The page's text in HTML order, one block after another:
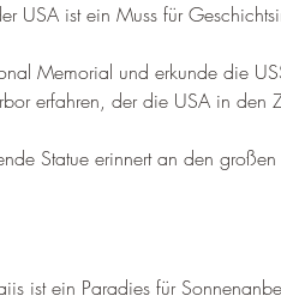
USA ist ein Muss für
Memorial und erkunde die
erfahren, der die USA in den
Statue erinnert an den
ist ein Paradies für